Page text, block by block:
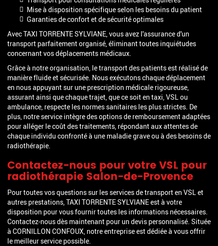
Mise à disposition spécifique selon les besoins du patient
Garanties de confort et de sécurité optimales
Avec TAXI TORRENTE SYLVIANE, vous avez l'assurance d'un
transport parfaitement organisé, éliminant toutes inquiétudes
concernant vos déplacements médicaux.
Grâce à notre organisation, le transport des patients est réalisé de
manière fluide et sécurisée. Nous exécutons chaque déplacement
en nous appuyant sur une prescription médicale rigoureuse,
assurant ainsi que chaque trajet, que ce soit en taxi, VSL ou
ambulance, respecte les normes sanitaires les plus strictes. De
plus, notre service intègre des options de remboursement adaptées
pour alléger le coût des traitements, répondant aux attentes de
chaque individu confronté à une maladie grave ou à des besoins de
radiothérapie.
Contactez-nous pour votreVSL pour
radiothérapie Salon-de-Provence
Pour toutes vos questions sur les services de transport en VSL et
autres prestations, TAXI TORRENTE SYLVIANE est à votre
disposition pour vous fournir toutes les informations nécessaires.
Contactez-nous dès maintenant pour un devis personnalisé. Située
à CORNILLON CONFOUX, notre entreprise est dédiée à vous offrir
le meilleur service possible.